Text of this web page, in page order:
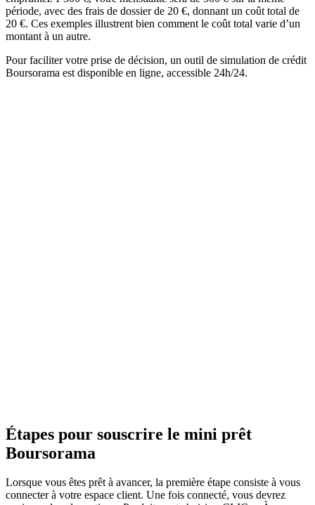
période, avec des frais de dossier de 20 €, donnant un coût total de
20 €. Ces exemples illustrent bien comment le coût total varie d’un
montant à un autre.
Pour faciliter votre prise de décision, un outil de simulation de crédit
Boursorama est disponible en ligne, accessible 24h/24.
Étapes pour souscrire le mini prêt
Boursorama
Lorsque vous êtes prêt à avancer, la première étape consiste à vous
connecter à votre espace client. Une fois connecté, vous devrez